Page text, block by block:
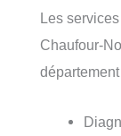
Les
Chaufour-